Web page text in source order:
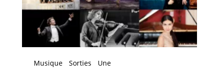
Musique Sorties Une